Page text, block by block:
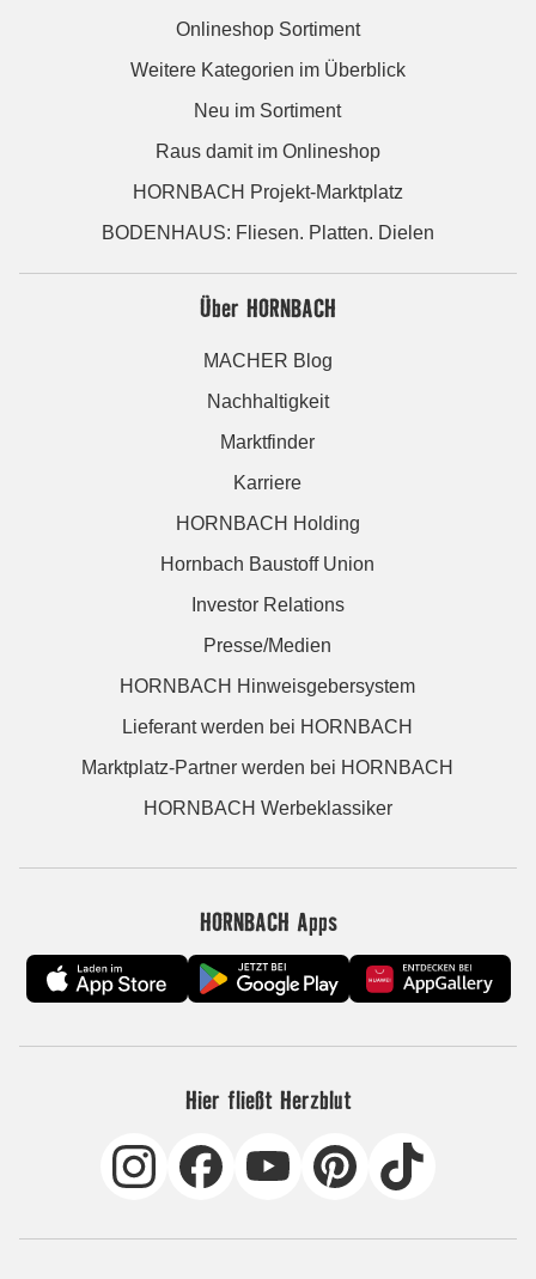
Onlineshop Sortiment
Weitere Kategorien im Überblick
Neu im Sortiment
Raus damit im Onlineshop
HORNBACH Projekt-Marktplatz
BODENHAUS: Fliesen. Platten. Dielen
Über HORNBACH
MACHER Blog
Nachhaltigkeit
Marktfinder
Karriere
HORNBACH Holding
Hornbach Baustoff Union
Investor Relations
Presse/Medien
HORNBACH Hinweisgebersystem
Lieferant werden bei HORNBACH
Marktplatz-Partner werden bei HORNBACH
HORNBACH Werbeklassiker
HORNBACH Apps
Hier fließt Herzblut